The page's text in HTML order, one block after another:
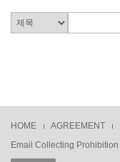
HOME AGREEMENT
Email Collecting Prohibition